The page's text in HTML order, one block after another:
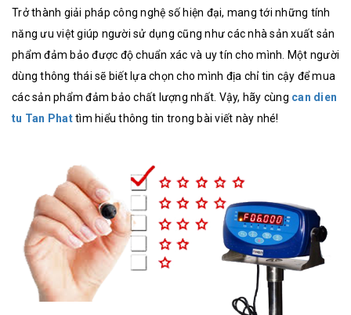
Trở thành giải pháp công nghệ số hiện đại, mang tới những tính
năng ưu việt giúp người sử dụng cũng như các nhà sản xuất sản
phẩm đảm bảo được độ chuẩn xác và uy tín cho mình. Một người
dùng thông thái sẽ biết lựa chọn cho mình địa chỉ tin cậy để mua
các sản phẩm đảm bảo chất lượng nhất. Vậy, hãy cùng can dien
tu Tan Phattìm hiểu thông tin trong bài viết này nhé!